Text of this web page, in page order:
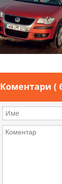
Коментари (